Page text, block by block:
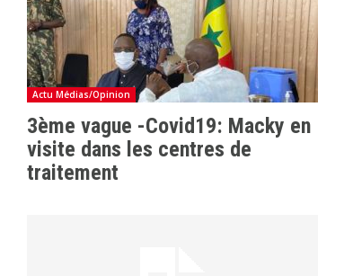
Actu Médias/Opinion
3ème vague -Covid19: Macky en
visite dans les centres de
traitement